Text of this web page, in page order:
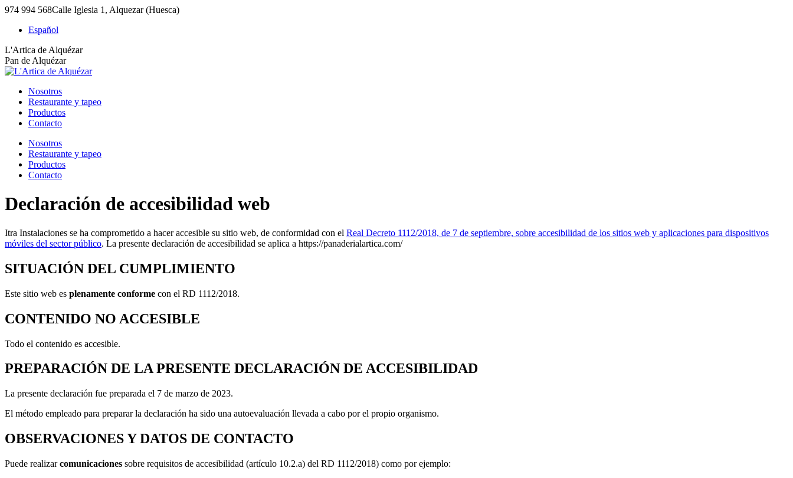
Saltar
contenido
974 994 568Calle Iglesia 1, Alquezar (Huesca)
Español
Facebook
page
opens
new
window
TripAdvisor
page
opens
new
window
Instagram
page
opens
new
window
L'Artica de Alquézar
Pan de Alquézar
Nosotros
Restaurante y tapeo
Productos
Contacto
Nosotros
Restaurante y tapeo
Productos
Contacto
Declaración de accesibilidad web
Itra Instalaciones se ha comprometido a hacer accesible su sitio web, de conformidad con el Real Decreto 1112/2018, de 7 de septiembre, sobre accesibilidad de los sitios web y aplicaciones para dispositivos
móviles del sector público. La presente declaración de accesibilidad se aplica a https://panaderialartica.com/
SITUACIÓN DEL CUMPLIMIENTO
Este sitio web es plenamente conforme con el RD 1112/2018.
CONTENIDO NO ACCESIBLE
Todo el contenido es accesible.
PREPARACIÓN DE LA PRESENTE DECLARACIÓN DE ACCESIBILIDAD
La presente declaración fue preparada el 7 de marzo de 2023.
El método empleado para preparar la declaración ha sido una autoevaluación llevada a cabo por el propio organismo.
OBSERVACIONES Y DATOS DE CONTACTO
Puede realizarcomunicaciones sobre requisitos de accesibilidad (artículo 10.2.a) del RD 1112/2018) como por ejemplo: